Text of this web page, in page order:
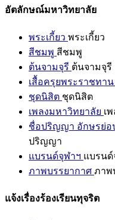
อัตลักษณ์มหาวิทยาลัย
พระเกี้ยว พระเกี้ยว
สีชมพู สีชมพู
ต้นจามจุรี ต้นจามจุรี
เสื้อครุยพระราชทาน
ชุดนิสิต ชุดนิสิต
เพลงมหาวิทยาลัย เ
ชื่อปริญญา อักษรย่
ปริญญา
แบรนด์จุฬาฯ แบรนด์
ภาพบรรยากาศ ภาพ
แจ้งเรื่องร้องเรียนทุจริต